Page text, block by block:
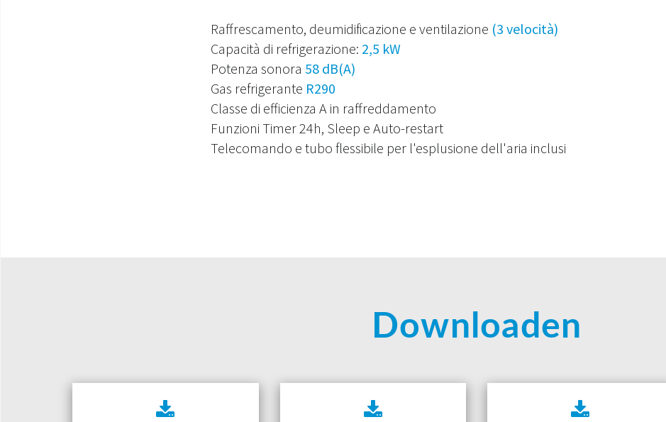
Raffrescamento, deumidificazione e ventilazione (3 velocità)
Capacità di refrigerazione: 2,5 kW
Potenza sonora 58 dB(A)
Gas refrigerante R290
Classe di efficienza A in raffreddamento
Funzioni Timer 24h, Sleep e Auto-restart
Telecomando e tubo flessibile per l'esplusione dell'aria inclusi
Downloaden